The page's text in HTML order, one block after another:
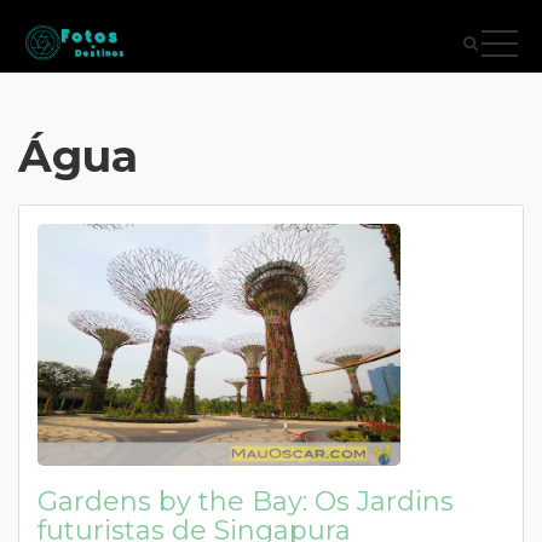
Água
Gardens by the Bay: Os Jardins
futuristas de Singapura